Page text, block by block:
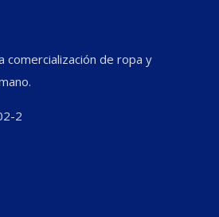
comercialización de ropa y
2